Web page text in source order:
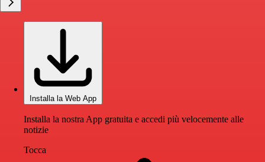
Installa la Web App
Installa la nostra App gratuita e accedi più velocemente alle
notizie
Tocca